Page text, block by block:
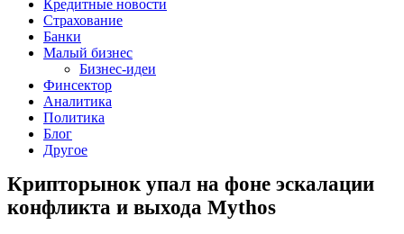
Кредитные новости
Страхование
Банки
Малый бизнес
Бизнес-идеи
Финсектор
Аналитика
Политика
Блог
Другое
Крипторынок упал на фоне эскалации
конфликта и выхода Mythos